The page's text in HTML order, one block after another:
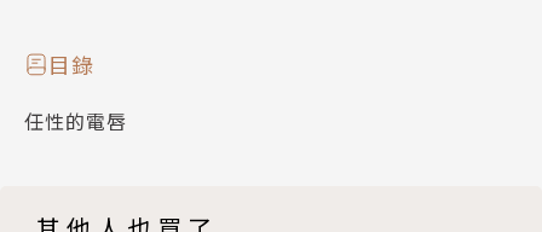
目錄
任性的電唇